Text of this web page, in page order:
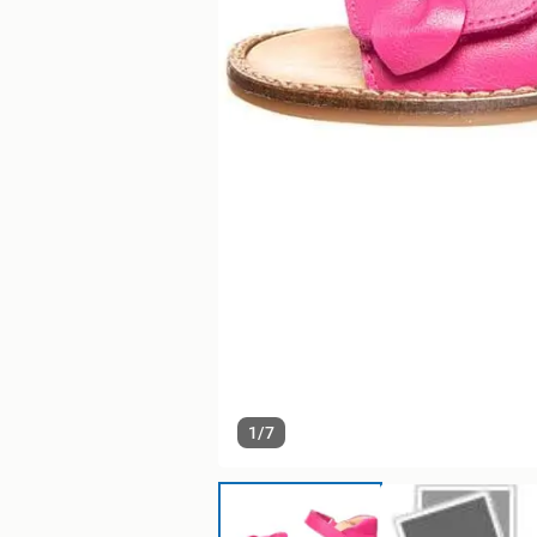
1/7